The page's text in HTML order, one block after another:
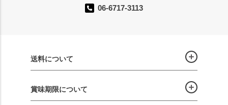
06-6717-3113
送料について
賞味期限について